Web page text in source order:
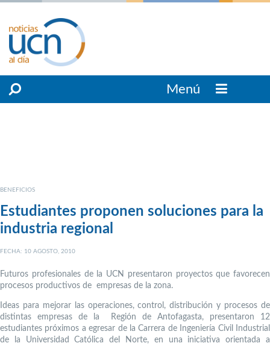
Menú
BENEFICIOS
Estudiantes proponen soluciones para la
industria regional
FECHA: 10 AGOSTO, 2010
Futuros profesionales de la UCN presentaron proyectos que favorecen
procesos productivos de empresas de la zona.
Ideas para mejorar las operaciones, control, distribución y procesos de
distintas empresas de la Región de Antofagasta, presentaron 12
estudiantes próximos a egresar de la Carrera de Ingeniería Civil Industrial
de la Universidad Católica del Norte, en una iniciativa orientada a